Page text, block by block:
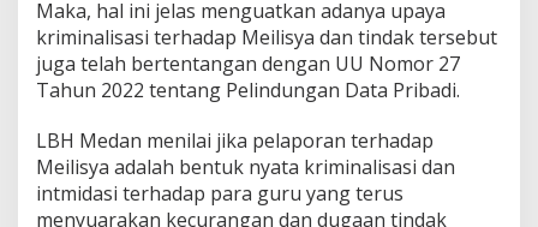
Maka, hal ini jelas menguatkan adanya upaya
kriminalisasi terhadap Meilisya dan tindak tersebut
juga telah bertentangan dengan UU Nomor 27
Tahun 2022 tentang Pelindungan Data Pribadi.
LBH Medan menilai jika pelaporan terhadap
Meilisya adalah bentuk nyata kriminalisasi dan
intmidasi terhadap para guru yang terus
menyuarakan kecurangan dan dugaan tindak